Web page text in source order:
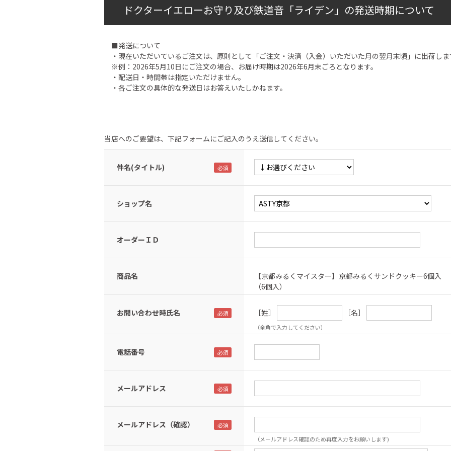
ドクターイエローお守り及び鉄道音「ライデン」の発送時期について
■発送について
・現在いただいているご注文は、原則として「ご注文・決済（入金）いただいた月の翌月末頃」に出荷しま
※例：2026年5月10日にご注文の場合、お届け時期は2026年6月末ごろとなります。
・配送日・時間帯は指定いただけません。
・各ご注文の具体的な発送日はお答えいたしかねます。
当店へのご要望は、下記フォームにご記入のうえ送信してください。
件名(タイトル)
ショップ名
オーダーＩＤ
商品名
【京都みるくマイスター】京都みるくサンドクッキー6個入
（6個入）
お問い合わせ時氏名 ［姓］ ［名］
（全角で入力してください）
電話番号
メールアドレス
メールアドレス（確認）
（メールアドレス確認のため再度入力をお願いします)